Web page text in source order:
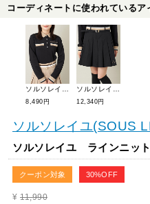
コーディネートに使われているア
8,490円 12,340円
ソルソレイユ(SOUS
ソルソレイユ ラインニッ
クーポン対象 30%OFF
¥ 11,990